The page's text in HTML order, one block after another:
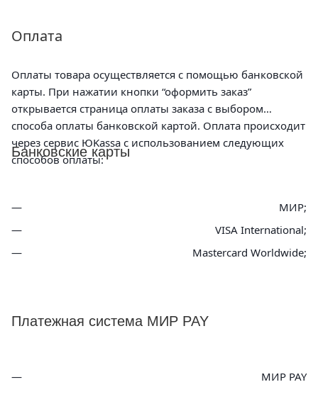
Оплата
Оплаты товара осуществляется с помощью банковской
карты. При нажатии кнопки “оформить заказ”
открывается страница оплаты заказа с выбором
способа оплаты банковской картой. Оплата происходит
через сервис ЮKassa с использованием следующих
способов оплаты:
Банковские карты
МИР;
VISA International;
Mastercard Worldwide;
Платежная система МИР PAY
МИР PAY